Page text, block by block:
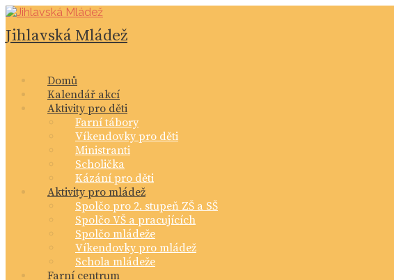
Skip
content
Jihlavská Mládež
Domů
Kalendář akcí
Aktivity pro děti
Farní tábory
Víkendovky pro děti
Ministranti
Scholička
Kázání pro děti
Aktivity pro mládež
Spolčo pro 2. stupeň ZŠ a SŠ
Spolčo VŠ a pracujících
Spolčo mládeže
Víkendovky pro mládež
Schola mládeže
Farní centrum